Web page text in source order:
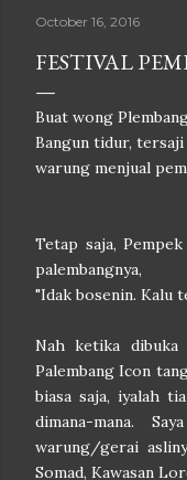
October 16, 2016
FESTIVAL
Buat wong
Bangun tidur, tersaji
warung menjual
Tetap saja,
palembangnya,
"Idak bosenin. Kalu
Nah ketika
Palembang Icon
biasa saja, iyalah
dimana-mana.
warung/gerai
Somad, Kawasan